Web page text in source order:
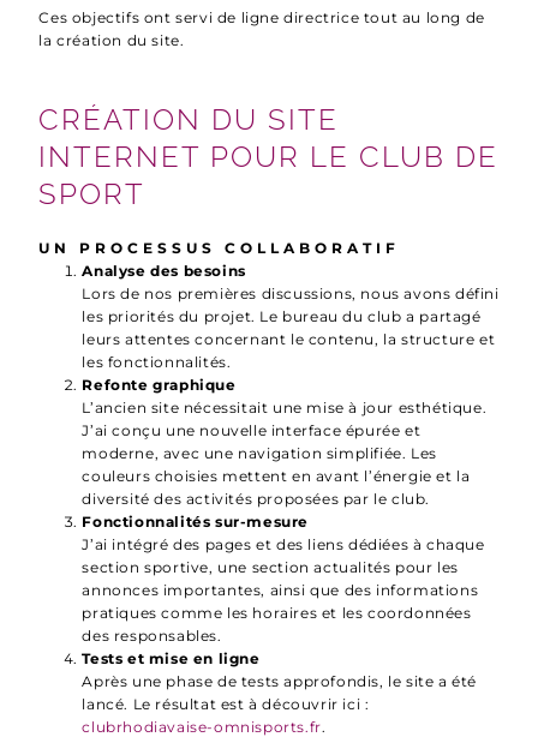
Ces objectifs ont servi de ligne directrice tout au long de
la création du site.
CRÉATION DU SITE
INTERNET POUR LE CLUB DE
SPORT
UN PROCESSUS COLLABORATIF
Analyse des besoins
Lors de nos premières discussions, nous avons défini
les priorités du projet. Le bureau du club a partagé
leurs attentes concernant le contenu, la structure et
les fonctionnalités.
Refonte graphique
L’ancien site nécessitait une mise à jour esthétique.
J’ai conçu une nouvelle interface épurée et
moderne, avec une navigation simplifiée. Les
couleurs choisies mettent en avant l’énergie et la
diversité des activités proposées par le club.
Fonctionnalités sur-mesure
J’ai intégré des pages et des liens dédiées à chaque
section sportive, une section actualités pour les
annonces importantes, ainsi que des informations
pratiques comme les horaires et les coordonnées
des responsables.
Tests et mise en ligne
Après une phase de tests approfondis, le site a été
lancé. Le résultat est à découvrir ici :
clubrhodiavaise-omnisports.fr.